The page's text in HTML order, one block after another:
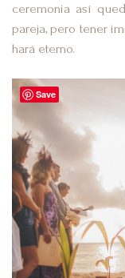
ceremonia así
pareja, pero tener
hará eterno.
Save